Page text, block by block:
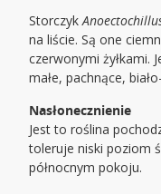
Storczyk
na liście. Są one
czerwonymi żyłkami.
małe, pachnące,
Nasłonecznienie
Jest to roślina
toleruje niski poziom
północnym pokoju.